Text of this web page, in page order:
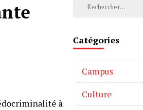
à
Catégories
Campus
Culture